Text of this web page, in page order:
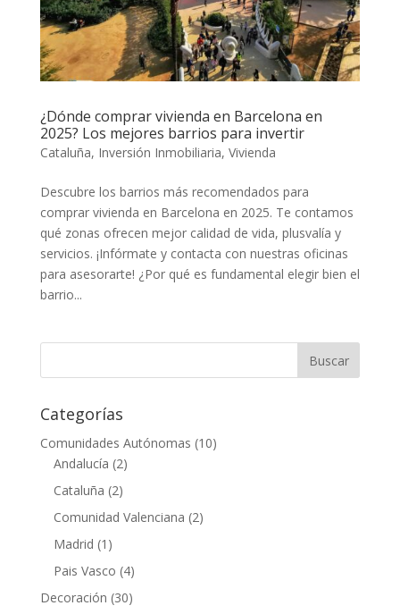
¿Dónde comprar vivienda en Barcelona en
2025? Los mejores barrios para invertir
Cataluña, Inversión Inmobiliaria, Vivienda
Descubre los barrios más recomendados para
comprar vivienda en Barcelona en 2025. Te contamos
qué zonas ofrecen mejor calidad de vida, plusvalía y
servicios. ¡Infórmate y contacta con nuestras oficinas
para asesorarte! ¿Por qué es fundamental elegir bien el
barrio...
Categorías
Comunidades Autónomas (10)
Andalucía (2)
Cataluña (2)
Comunidad Valenciana (2)
Madrid (1)
Pais Vasco (4)
Decoración (30)